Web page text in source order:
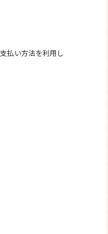
払い方法を利用し